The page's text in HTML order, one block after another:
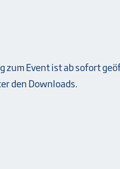
zum Event ist ab sofort
den Downloads.